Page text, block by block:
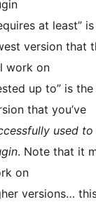
at least”
version that
work on
up to” is
that you’ve
used
. Note that it
on
versions…